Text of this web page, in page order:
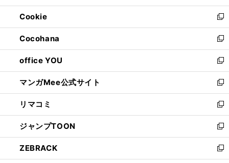
開
く
ウ
で
開
く
ン
ド
ウ
で
開
く
ウ
ィ
ン
ド
ウ
で
開
く
Cookie
新
し
い
ウ
ィ
ン
ド
ウ
で
開
く
Cocohana
新
し
い
ウ
ィ
ン
ド
ウ
で
開
く
office YOU
新
し
い
ウ
ィ
ン
ド
ウ
で
開
マンガMee公式サイト
新
し
い
ウ
ィ
ン
ド
ウ
リマコミ
新
し
い
ウ
ィ
ン
ジャンプTOON
新
し
い
ウ
ZEBRACK
新
し